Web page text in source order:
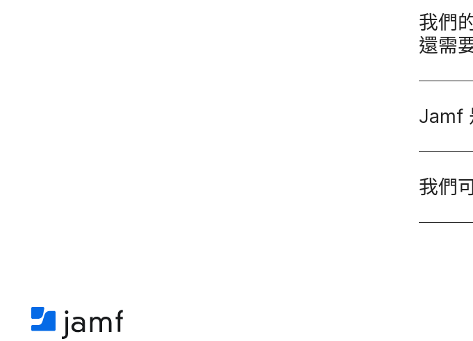
我們​
還​需
Jamf
我們​